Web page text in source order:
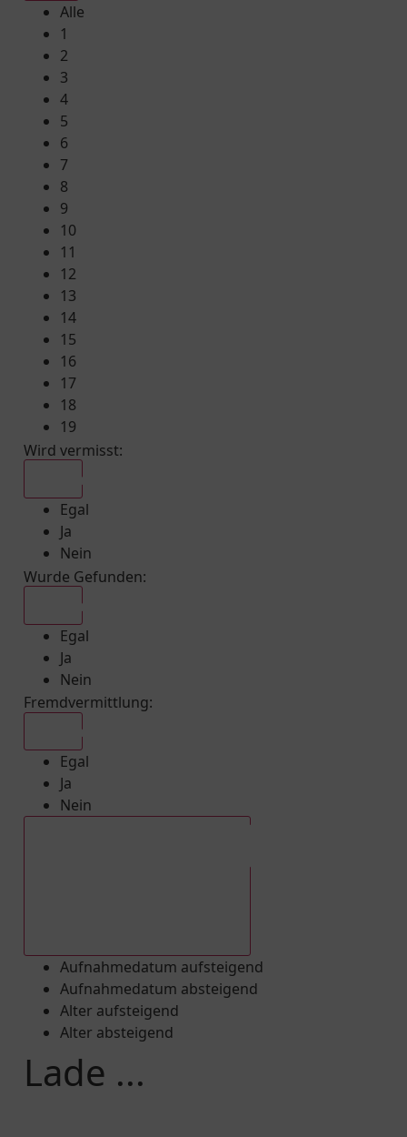
Alle
1
2
3
4
5
6
7
8
9
10
11
12
13
14
15
16
17
18
19
Wird vermisst:
Egal
Ja
Nein
Wurde Gefunden:
Egal
Ja
Nein
Fremdvermittlung:
Egal
Ja
Nein
Aufnahmedatum aufsteigend
Aufnahmedatum absteigend
Alter aufsteigend
Alter absteigend
Lade ...